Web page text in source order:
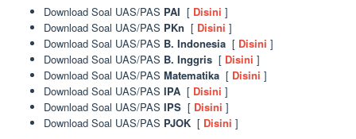
Download Soal UAS/PAS PAI [ Disini ]
Download Soal UAS/PAS PKn [ Disini ]
Download Soal UAS/PAS B. Indonesia [ Disini ]
Download Soal UAS/PAS B. Inggris [ Disini ]
Download Soal UAS/PAS Matematika [ Disini ]
Download Soal UAS/PAS IPA [ Disini ]
Download Soal UAS/PAS IPS [ Disini ]
Download Soal UAS/PAS PJOK [ Disini ]